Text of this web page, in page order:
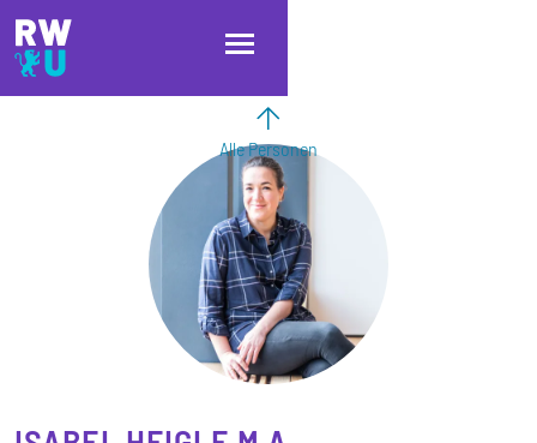
Direkt zum Inhalt
Direkt zur Hauptnavigation
Direkt zum Fußbereich
Alle Personen